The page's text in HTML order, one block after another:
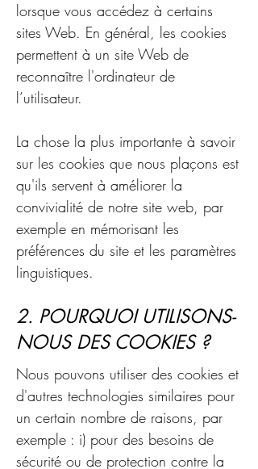
lorsque vous accédez à certains
sites Web. En général, les cookies
permettent à un site Web de
reconnaître l'ordinateur de
l’utilisateur.
La chose la plus importante à savoir
sur les cookies que nous plaçons est
qu'ils servent à améliorer la
convivialité de notre site web, par
exemple en mémorisant les
préférences du site et les paramètres
linguistiques.
2. POURQUOI UTILISONS-
NOUS DES COOKIES ?
Nous pouvons utiliser des cookies et
d'autres technologies similaires pour
un certain nombre de raisons, par
exemple : i) pour des besoins de
sécurité ou de protection contre la